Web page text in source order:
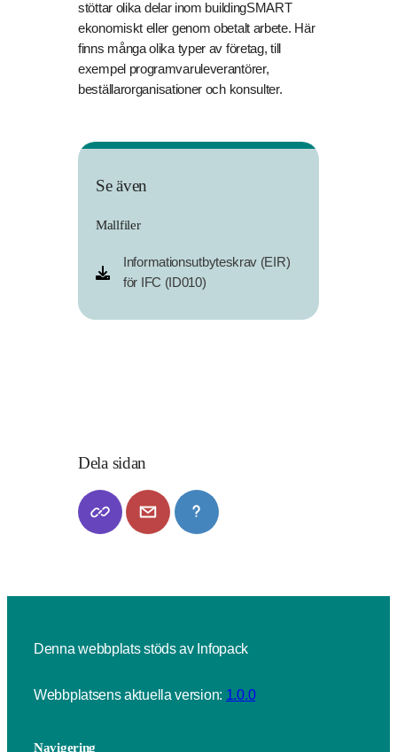
stöttar olika delar inom buildingSMART
ekonomiskt eller genom obetalt arbete. Här
finns många olika typer av företag, till
exempel programvaruleverantörer,
beställarorganisationer och konsulter.
Se även
Mallfiler
Informationsutbyteskrav (EIR)
för IFC (ID010)
Dela sidan
Denna webbplats stöds av Infopack
Webbplatsens aktuella version: 1.0.0
Navigering